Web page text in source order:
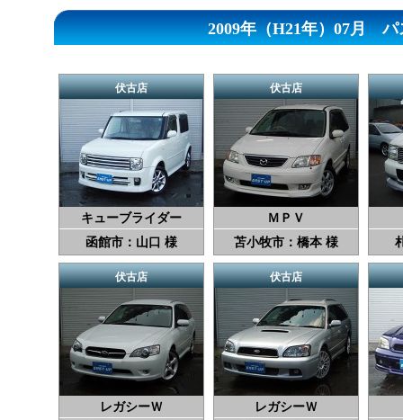
2009年（H21年）07月 パ
伏古店
キューブライダー
函館市：山口 様
伏古店
ＭＰＶ
苫小牧市：橋本 様
伏古店
レガシーＷ
伏古店
レガシーＷ